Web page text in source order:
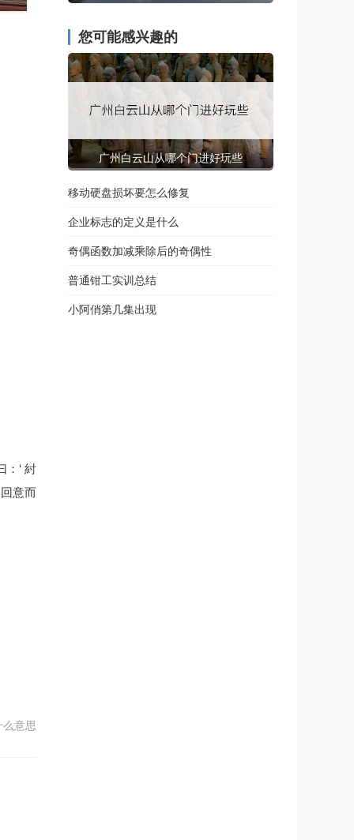
：‘ 紂
意而
么意思
您可能感兴趣的
广州白云山从哪个门进好玩些
移动硬盘损坏要怎么修复
企业标志的定义是什么
奇偶函数加减乘除后的奇偶性
普通钳工实训总结
小阿俏第几集出现